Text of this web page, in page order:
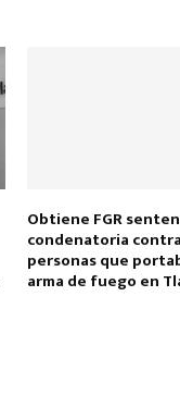
Obtiene FGR
condenatoria
personas que
arma de fuego en